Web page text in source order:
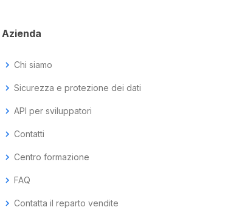
Azienda
chevron_right Chi siamo
chevron_right Sicurezza e protezione dei dati
chevron_right API per sviluppatori
chevron_right Contatti
chevron_right Centro formazione
chevron_right FAQ
chevron_right Contatta il reparto vendite